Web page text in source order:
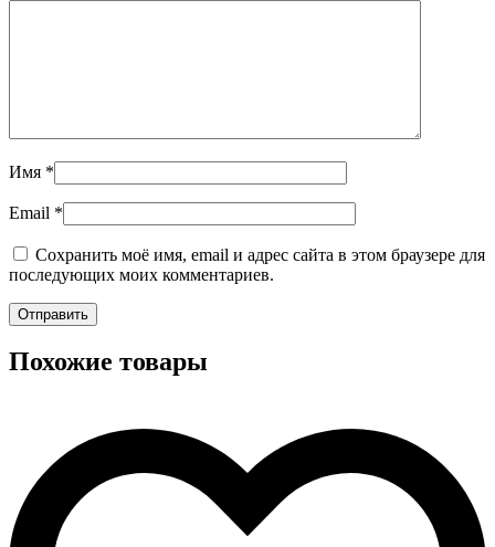
Имя *
Email *
Сохранить моё имя, email и адрес сайта в этом браузере для
последующих моих комментариев.
Похожие товары